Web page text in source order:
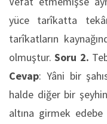
yüce tarîkatta
tarîkatların
olmuştur.Soru 2.
Cevap: Yâni bir
halde diğer bir
altına girmek